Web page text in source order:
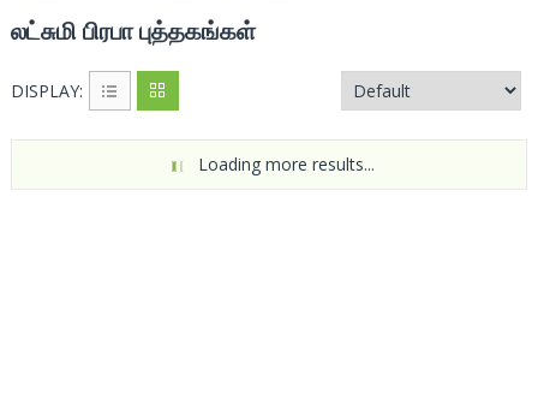
லட்சுமி பிரபா புத்தகங்கள்
DISPLAY:
Loading more results...